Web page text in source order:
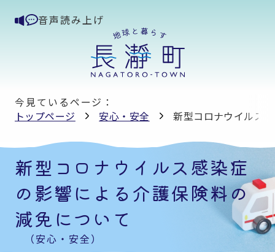
音声読み上げ
今見ているページ：
トップページ
安心・安全 新型コロナウイルス
新型コロナウイルス感染症
の影響による介護保険料の
減免について
（安心・安全）